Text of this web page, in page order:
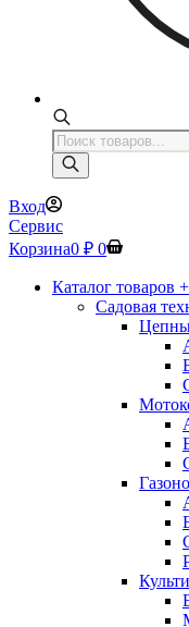
Поиск
товаров
Вход
Сервис
Корзина0 ₽ 0
Каталог товаров +
Садовая